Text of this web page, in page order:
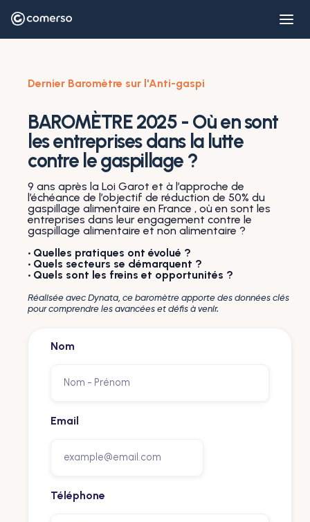
Dernier Baromètre sur l'Anti-gaspi
BAROMÈTRE 2025 - Où en sont
les entreprises dans la lutte
contre le gaspillage ?
9 ans après la Loi Garot et à l’approche de
l’échéance de l’objectif de réduction de 50% du
gaspillage alimentaire en France , où en sont les
entreprises dans leur engagement contre le
gaspillage alimentaire et non alimentaire ?
• Quelles pratiques ont évolué ?
• Quels secteurs se démarquent ?
• Quels sont les freins et opportunités ?
Réalisée avec Dynata, ce baromètre apporte des données clés
pour comprendre les avancées et défis à venir.
Nom
Email
Téléphone